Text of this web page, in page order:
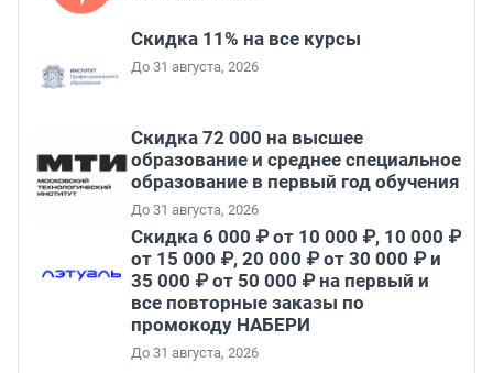
Скидка 11% на все курсы
До 31 августа, 2026
Скидка 72 000 на высшее
образование и среднее специальное
образование в первый год обучения
До 31 августа, 2026
Скидка 6 000 ₽ от 10 000 ₽, 10 000 ₽
от 15 000 ₽, 20 000 ₽ от 30 000 ₽ и
35 000 ₽ от 50 000 ₽ на первый и
все повторные заказы по
промокоду НАБЕРИ
До 31 августа, 2026